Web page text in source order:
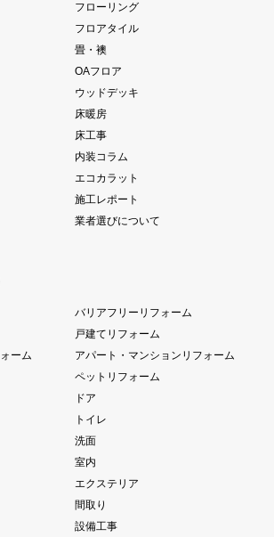
フローリング
フロアタイル
畳・襖
OAフロア
ウッドデッキ
床暖房
床工事
内装コラム
エコカラット
施工レポート
業者選びについて
バリアフリーリフォーム
戸建てリフォーム
ーム
アパート・マンションリフォーム
ペットリフォーム
ドア
トイレ
洗面
室内
エクステリア
間取り
設備工事